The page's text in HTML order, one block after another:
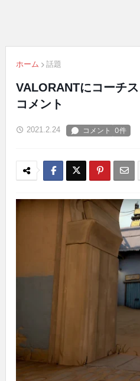
ホーム 話題
VALORANTにコーチ
コメント
2021.2.24